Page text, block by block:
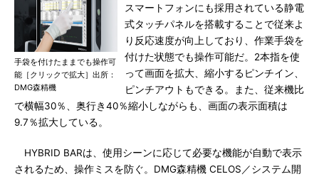
手袋を付けたままでも操作可
能［クリックで拡大］出所：
DMG森精機
スマートフォンにも採用されている静電
式タッチパネルを搭載することで従来よ
り反応速度が向上しており、作業手袋を
付けた状態でも操作可能だ。2本指を使
って画面を拡大、縮小するピンチイン、
ピンチアウトもできる。また、従来機比
で横幅30％、奥行き40％縮小しながらも、画面の表示面積は
9.7％拡大している。
HYBRID BARは、使用シーンに応じて必要な機能が自動で表示
されるため、操作ミスを防ぐ。DMG森精機 CELOS／システム開